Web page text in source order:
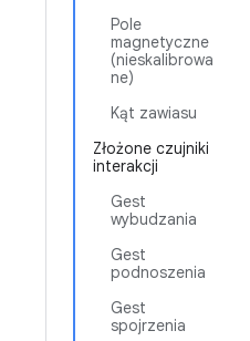
Pole
magnetyczne
(nieskalibrowa
ne)
Kąt zawiasu
Złożone czujniki
interakcji
Gest
wybudzania
Gest
podnoszenia
Gest
spojrzenia